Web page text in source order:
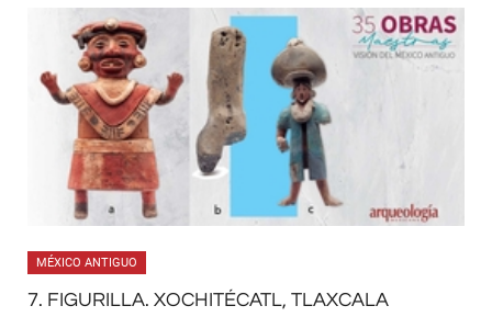
MÉXICO ANTIGUO
7. FIGURILLA. XOCHITÉCATL, TLAXCALA